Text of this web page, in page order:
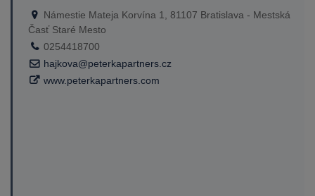
Námestie Mateja Korvína 1, 81107 Bratislava - Mestská
Časť Staré Mesto
0254418700
hajkova@peterkapartners.cz
www.peterkapartners.com